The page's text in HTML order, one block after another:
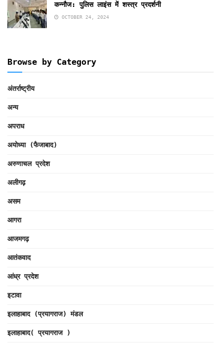
कन्नौज: पुलिस लाइंस में शस्त्र प्रदर्शनी
OCTOBER 24, 2024
Browse by Category
अंतर्राष्ट्रीय
अन्य
अपराध
अयोध्या (फैजाबाद)
अरुणाचल प्रदेश
अलीगढ़
असम
आगरा
आजमगढ़
आतंकवाद
आंध्र प्रदेश
इटावा
इलाहाबाद (प्रयागराज) मंडल
इलाहाबाद( प्रयागराज )